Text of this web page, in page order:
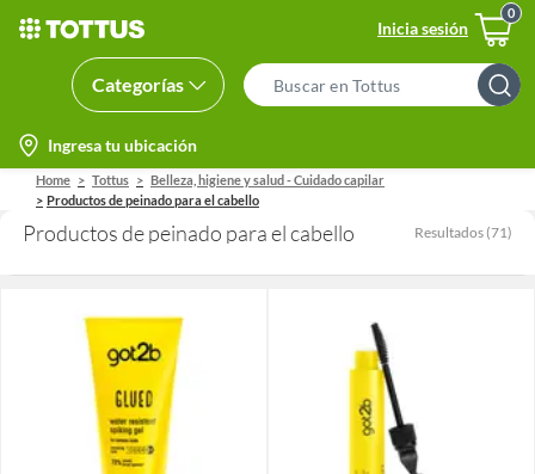
Inicia sesión
Categorías
Search
Bar
location-
icon
Ingresa tu ubicación
Home Tottus
Belleza, higiene y salud - Cuidado capilar
Productos de peinado para el cabello
Productos de peinado para el cabello Resultados (71)